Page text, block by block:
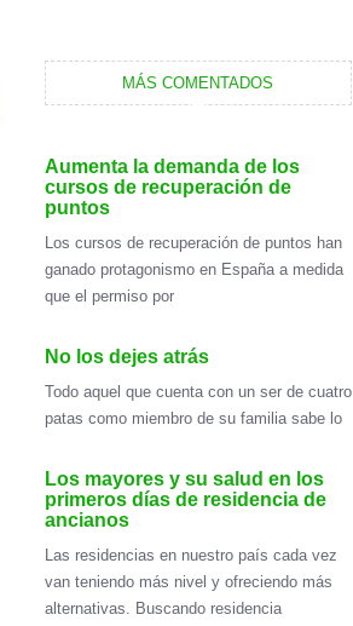
MÁS COMENTADOS
Aumenta la demanda de los
cursos de recuperación de
puntos
Los cursos de recuperación de puntos han
ganado protagonismo en España a medida
que el permiso por
No los dejes atrás
Todo aquel que cuenta con un ser de cuatro
patas como miembro de su familia sabe lo
Los mayores y su salud en los
primeros días de residencia de
ancianos
Las residencias en nuestro país cada vez
van teniendo más nivel y ofreciendo más
alternativas. Buscando residencia